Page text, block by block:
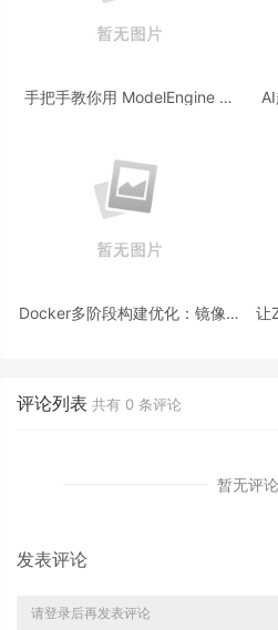
手把手教你用 ModelEngine 打
Docker多阶段构建优化：镜像体
让
评论列表 共有 0 条评论
暂无评论
发表评论